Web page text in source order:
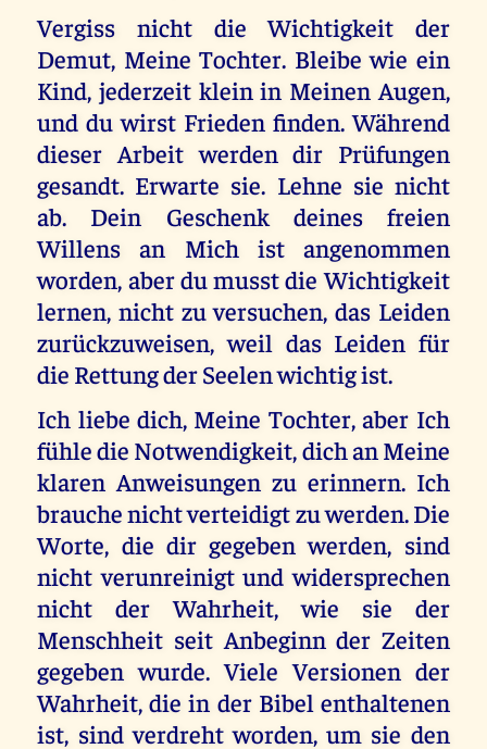
Vergiss nicht die Wichtigkeit der
Demut, Meine Tochter. Bleibe wie ein
Kind, jederzeit klein in Meinen Augen,
und du wirst Frieden finden. Während
dieser Arbeit werden dir Prüfungen
gesandt. Erwarte sie. Lehne sie nicht
ab. Dein Geschenk deines freien
Willens an Mich ist angenommen
worden, aber du musst die Wichtigkeit
lernen, nicht zu versuchen, das Leiden
zurückzuweisen, weil das Leiden für
die Rettung der Seelen wichtig ist.
Ich liebe dich, Meine Tochter, aber Ich
fühle die Notwendigkeit, dich an Meine
klaren Anweisungen zu erinnern. Ich
brauche nicht verteidigt zu werden. Die
Worte, die dir gegeben werden, sind
nicht verunreinigt und widersprechen
nicht der Wahrheit, wie sie der
Menschheit seit Anbeginn der Zeiten
gegeben wurde. Viele Versionen der
Wahrheit, die in der Bibel enthaltenen
ist, sind verdreht worden, um sie den